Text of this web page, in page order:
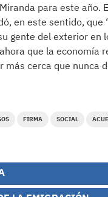
para este año.
en este sentido, que
gente del exterior en
que la economía
más cerca que nunca
FIRMA SOCIAL